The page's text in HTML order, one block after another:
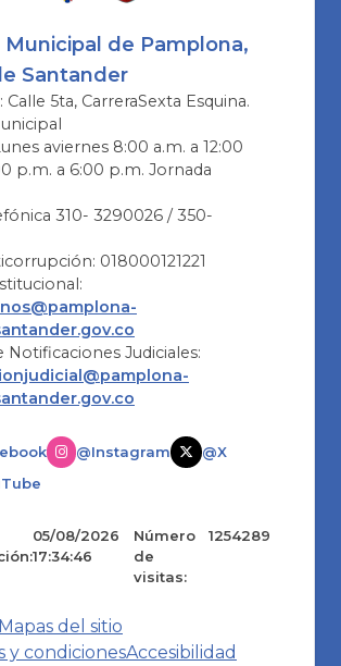
de Pamplona,
Santander
Calle 5ta, CarreraSexta Esquina.
aviernes 8:00 a.m. a 12:00
p.m. a 6:00 p.m. Jornada
310- 3290026 / 350-
018000121221
Notificaciones Judiciales:
@Instagram
@X
05/08/2026
17:34:46
Número
de
visitas:
1254289
Mapas del sitio
y condicionesAccesibilidad